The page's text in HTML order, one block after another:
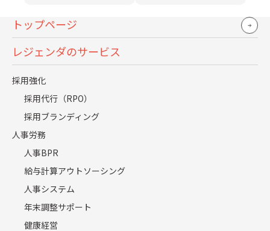
トップページ
レジェンダのサービス
採用強化
採用代行（RPO）
採用ブランディング
人事労務
人事BPR
給与計算アウトソーシング
人事システム
年末調整サポート
健康経営
業の多様性を感じてもらうとともに、学生自身の目標や
憧れとなる先輩社員を探してもらいました。その結果、
当社の社員が共通で持っている想いも伝える事ができ、
今まで理解が浅かった学生に対しても、理解を深めても
らうことができました。
成果としては、総合職では過去最高の採用目標人数であ
る25名を達成し、内定承諾率も約20％アップしました。
一番嬉しかったことは、多くの質の高い学生を内定承諾
に繋げられたことです。内定承諾者のタイプもバランス
よく、現場が求めていた”多様な人材”を採用でき、過去
最高の採用成果だと自負しています。